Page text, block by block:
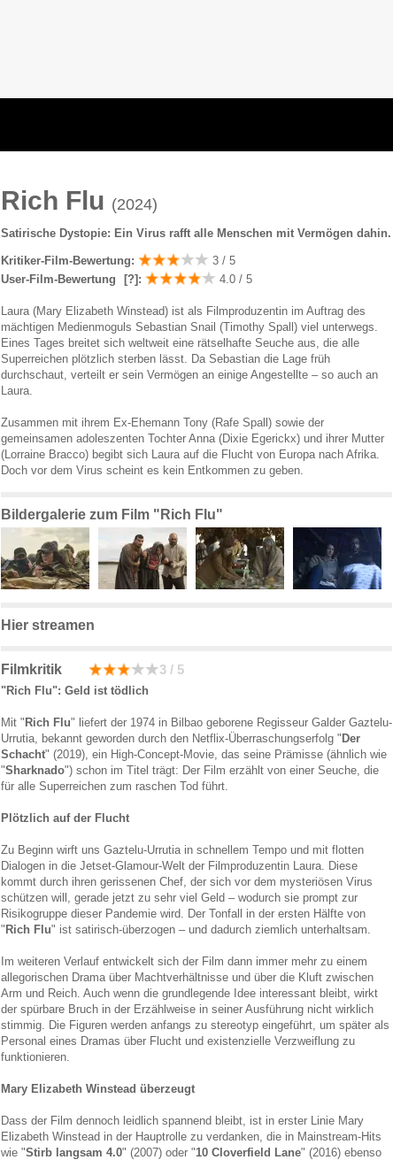
Rich Flu (2024)
Satirische Dystopie: Ein Virus rafft alle Menschen mit Vermögen dahin.
Kritiker-Film-Bewertung:
3 / 5
User-Film-Bewertung
[?] : 4.0 / 5
Laura (Mary Elizabeth Winstead) ist als Filmproduzentin im Auftrag des
mächtigen Medienmoguls Sebastian Snail (Timothy Spall) viel unterwegs.
Eines Tages breitet sich weltweit eine rätselhafte Seuche aus, die alle
Superreichen plötzlich sterben lässt. Da Sebastian die Lage früh
durchschaut, verteilt er sein Vermögen an einige Angestellte – so auch an
Laura.
Zusammen mit ihrem Ex-Ehemann Tony (Rafe Spall) sowie der
gemeinsamen adoleszenten Tochter Anna (Dixie Egerickx) und ihrer Mutter
(Lorraine Bracco) begibt sich Laura auf die Flucht von Europa nach Afrika.
Doch vor dem Virus scheint es kein Entkommen zu geben.
Bildergalerie zum Film "Rich Flu"
Hier streamen
Filmkritik 3 / 5
"Rich Flu": Geld ist tödlich
Mit " Rich Flu" liefert der 1974 in Bilbao geborene Regisseur Galder Gaztelu-
Urrutia, bekannt geworden durch den Netflix-Überraschungserfolg " Der
Schacht" (2019), ein High-Concept-Movie, das seine Prämisse (ähnlich wie
"Sharknado") schon im Titel trägt: Der Film erzählt von einer Seuche, die
für alle Superreichen zum raschen Tod führt.
Plötzlich auf der Flucht
Zu Beginn wirft uns Gaztelu-Urrutia in schnellem Tempo und mit flotten
Dialogen in die Jetset-Glamour-Welt der Filmproduzentin Laura. Diese
kommt durch ihren gerissenen Chef, der sich vor dem mysteriösen Virus
schützen will, gerade jetzt zu sehr viel Geld – wodurch sie prompt zur
Risikogruppe dieser Pandemie wird. Der Tonfall in der ersten Hälfte von
" Rich Flu" ist satirisch-überzogen – und dadurch ziemlich unterhaltsam.
Im weiteren Verlauf entwickelt sich der Film dann immer mehr zu einem
allegorischen Drama über Machtverhältnisse und über die Kluft zwischen
Arm und Reich. Auch wenn die grundlegende Idee interessant bleibt, wirkt
der spürbare Bruch in der Erzählweise in seiner Ausführung nicht wirklich
stimmig. Die Figuren werden anfangs zu stereotyp eingeführt, um später als
Personal eines Dramas über Flucht und existenzielle Verzweiflung zu
funktionieren.
Mary Elizabeth Winstead überzeugt
Dass der Film dennoch leidlich spannend bleibt, ist in erster Linie Mary
Elizabeth Winstead in der Hauptrolle zu verdanken, die in Mainstream-Hits
wie "Stirb langsam 4.0" (2007) oder "10 Cloverfield Lane" (2016) ebenso